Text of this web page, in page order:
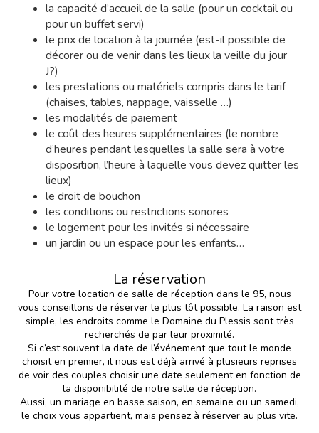
la capacité d’accueil de la salle (pour un cocktail ou
pour un buffet servi)
le prix de location à la journée (est-il possible de
décorer ou de venir dans les lieux la veille du jour
J?)
les prestations ou matériels compris dans le tarif
(chaises, tables, nappage, vaisselle …)
les modalités de paiement
le coût des heures supplémentaires (le nombre
d’heures pendant lesquelles la salle sera à votre
disposition, l’heure à laquelle vous devez quitter les
lieux)
le droit de bouchon
les conditions ou restrictions sonores
le logement pour les invités si nécessaire
un jardin ou un espace pour les enfants…
La réservation
Pour votre location de salle de réception dans le 95, nous
vous conseillons de réserver le plus tôt possible. La raison est
simple, les endroits comme le Domaine du Plessis sont très
recherchés de par leur proximité.
Si c’est souvent la date de l’événement que tout le monde
choisit en premier, il nous est déjà arrivé à plusieurs reprises
de voir des couples choisir une date seulement en fonction de
la disponibilité de notre salle de réception.
Aussi, un mariage en basse saison, en semaine ou un samedi,
le choix vous appartient, mais pensez à réserver au plus vite.